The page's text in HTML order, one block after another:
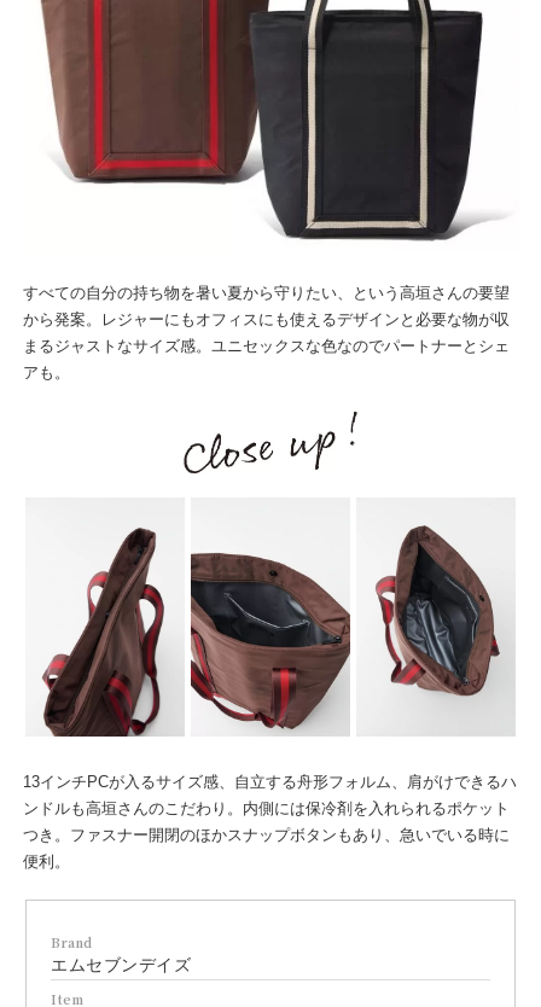
すべての自分の持ち物を暑い夏から守りたい、という高垣さんの要望
から発案。レジャーにもオフィスにも使えるデザインと必要な物が収
まるジャストなサイズ感。ユニセックスな色なのでパートナーとシェ
アも。
13インチPCが入るサイズ感、自立する舟形フォルム、肩がけできるハ
ンドルも高垣さんのこだわり。内側には保冷剤を入れられるポケット
つき。ファスナー開閉のほかスナップボタンもあり、急いでいる時に
便利。
Brand
エムセブンデイズ
Item